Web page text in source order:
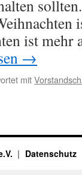
ist mehr
→
mit
Datenschutz